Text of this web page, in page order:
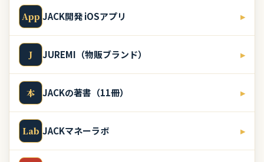
App JACK開発 iOSアプリ ▸
J JUREMI（物販ブランド） ▸
本 JACKの著書（11冊） ▸
Lab JACKマネーラボ ▸